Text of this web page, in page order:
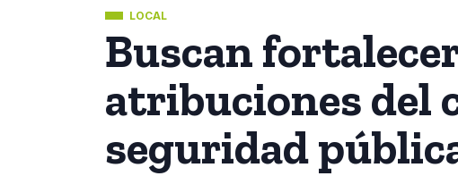
LOCAL
Buscan
atribuciones del
seguridad